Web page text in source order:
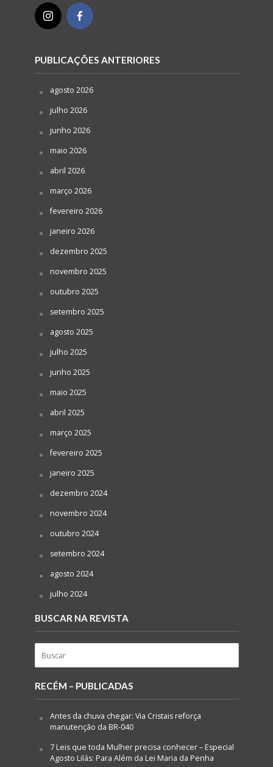
PUBLICAÇÕES ANTERIORES
agosto 2026
julho 2026
junho 2026
maio 2026
abril 2026
março 2026
fevereiro 2026
janeiro 2026
dezembro 2025
novembro 2025
outubro 2025
setembro 2025
agosto 2025
julho 2025
junho 2025
maio 2025
abril 2025
março 2025
fevereiro 2025
janeiro 2025
dezembro 2024
novembro 2024
outubro 2024
setembro 2024
agosto 2024
julho 2024
BUSCAR NA REVISTA
RECÉM – PUBLICADAS
Antes da chuva chegar: Via Cristais reforça
manutenção da BR-040
7 Leis que toda Mulher precisa conhecer – Especial
Agosto Lilás: Para Além da Lei Maria da Penha